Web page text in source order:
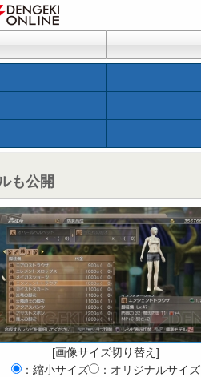
も公開
[画像サイズ切り替え]
：縮小サイズ
：オリジナルサイズ